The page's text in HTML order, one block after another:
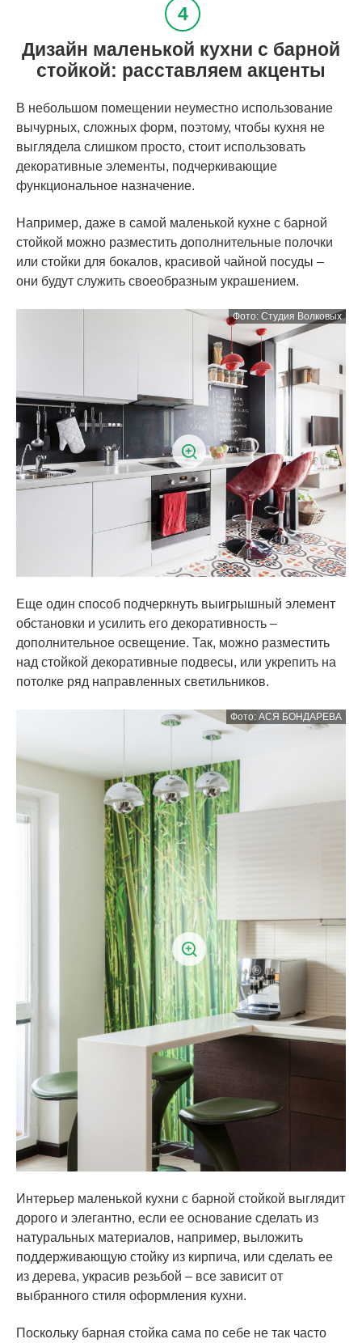
Дизайн маленькой кухни с барной
стойкой: расставляем акценты
В небольшом помещении неуместно использование
вычурных, сложных форм, поэтому, чтобы кухня не
выглядела слишком просто, стоит использовать
декоративные элементы, подчеркивающие
функциональное назначение.
Например, даже в самой маленькой кухне с барной
стойкой можно разместить дополнительные полочки
или стойки для бокалов, красивой чайной посуды –
они будут служить своеобразным украшением.
Еще один способ подчеркнуть выигрышный элемент
обстановки и усилить его декоративность –
дополнительное освещение. Так, можно разместить
над стойкой декоративные подвесы, или укрепить на
потолке ряд направленных светильников.
Интерьер маленькой кухни с барной стойкой выглядит
дорого и элегантно, если ее основание сделать из
натуральных материалов, например, выложить
поддерживающую стойку из кирпича, или сделать ее
из дерева, украсив резьбой – все зависит от
выбранного стиля оформления кухни.
Поскольку барная стойка сама по себе не так часто